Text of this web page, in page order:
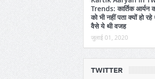
Trends: कार्तिक आर्यन
को भी नहीं पता क्यों हो
वैसे ये थी वजह
जुलाई 01, 2020
TWITTER